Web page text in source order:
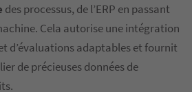
des processus, de l’ERP en passant
Cela autorise une intégration
d’évaluations adaptables et fournit
de précieuses données de